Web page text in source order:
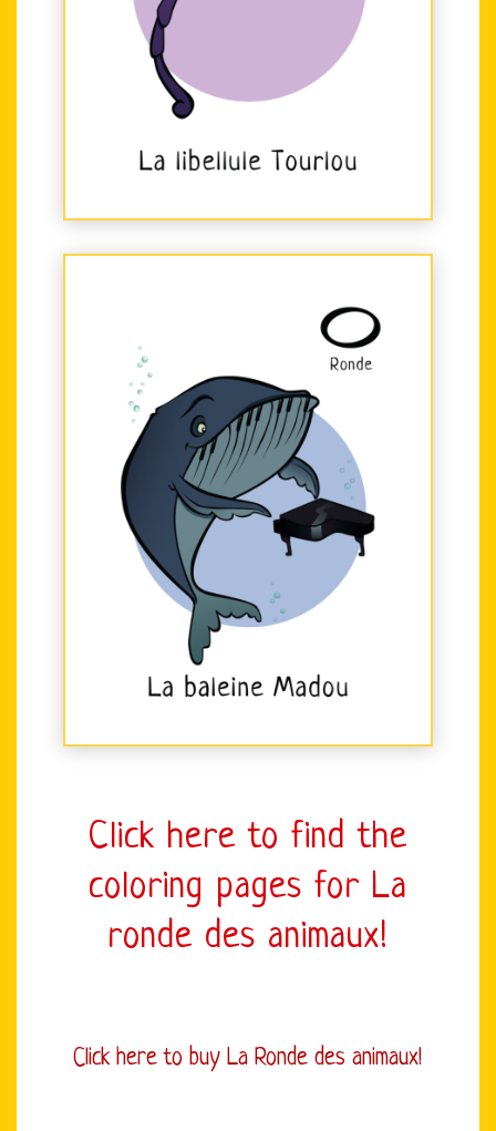
Click here to find the
coloring pages for La
ronde des animaux!
Click here to buy La Ronde des animaux!